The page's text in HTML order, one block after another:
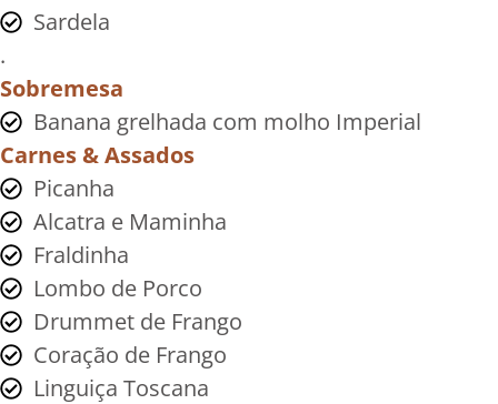
Sardela
.
Sobremesa
Banana grelhada com molho Imperial
Carnes & Assados
Picanha
Alcatra e Maminha
Fraldinha
Lombo de Porco
Drummet de Frango
Coração de Frango
Linguiça Toscana